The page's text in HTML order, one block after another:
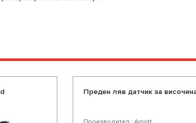
Преден ляв датчик за